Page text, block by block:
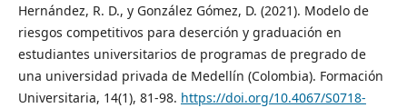
Hernández, R. D., y González Gómez, D. (2021). Modelo de
riesgos competitivos para deserción y graduación en
estudiantes universitarios de programas de pregrado de
una universidad privada de Medellín (Colombia). Formación
Universitaria, 14(1), 81-98. https://doi.org/10.4067/S0718-